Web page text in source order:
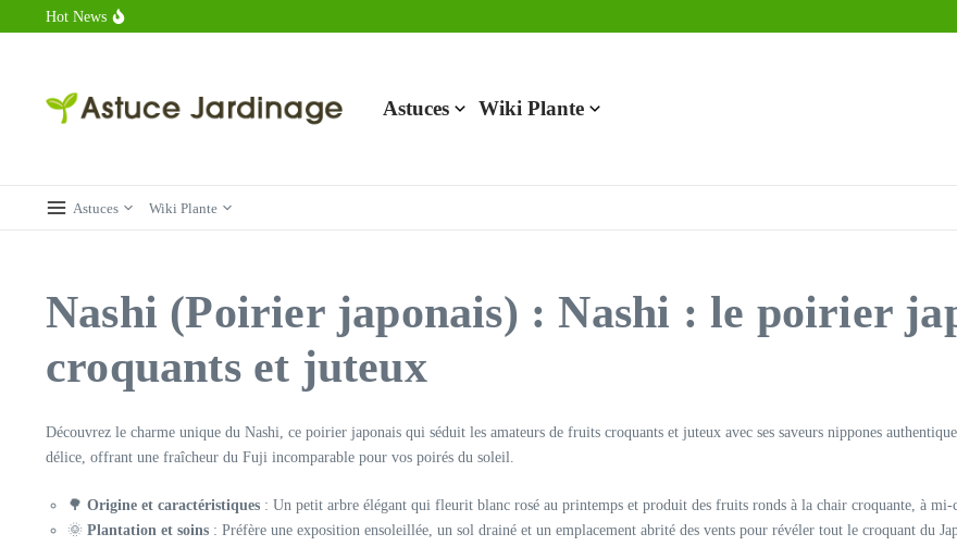
Aller au contenu
Hot News
Combien de calories dans un croque monsieur en 2025 ?
Astuces Wiki Plante
Astuces Wiki Plante
Nashi (Poirier japonais) : Nashi : le poirier
croquants et juteux
Découvrez le charme unique du Nashi, ce poirier japonais qui séduit les amateurs de fruits croquants et juteux avec ses saveurs nippones
délice, offrant une fraîcheur du Fuji incomparable pour vos poirés du soleil.
🌳 Origine et caractéristiques : Un petit arbre élégant qui fleurit blanc rosé au printemps et produit des fruits ronds à la chair croquante, à
🌞 Plantation et soins : Préfère une exposition ensoleillée, un sol drainé et un emplacement abrité des vents pour révéler tout le croquant du